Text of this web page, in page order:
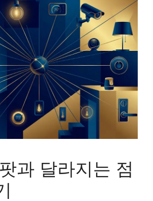
과 달라지는 점